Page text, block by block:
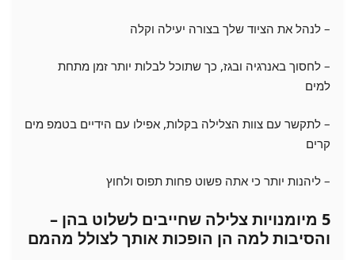
– לנהל את הציוד שלך בצורה יעילה וקלה
– לחסוך באנרגיה ובגז, כך שתוכל לבלות יותר זמן מתחת
למים
– לתקשר עם צוות הצלילה בקלות, אפילו עם הידיים בטמפ מים
קרים
– ליהנות יותר כי אתה פשוט פחות תפוס ולחוץ
5 מיומנויות צלילה שחייבים לשלוט בהן –
והסיבות למה הן הופכות אותך לצולל מהמם